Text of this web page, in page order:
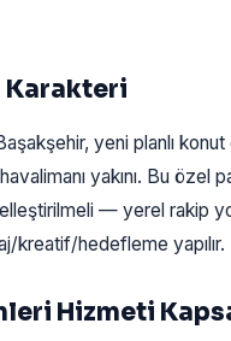
Karakteri
yeni planlı
yakını. Bu özel
— yerel rakip
kreatif/hedefleme yapılır.
Hizmeti